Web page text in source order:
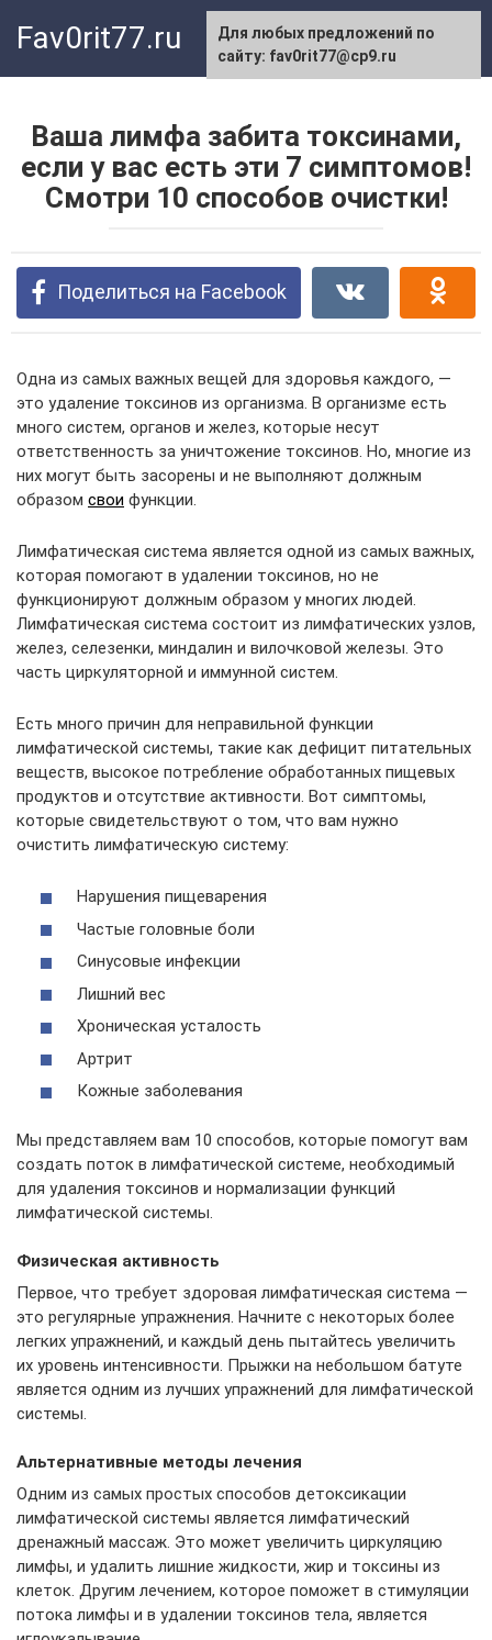
Fav0rit77.ru
Ваша лимфа забита токсинами,
если у вас есть эти 7 симптомов!
Смотри 10 способов очистки!
Поделиться на Facebook
Одна из самых важных вещей для здоровья каждого, —
это удаление токсинов из организма. В организме есть
много систем, органов и желез, которые несут
ответственность за уничтожение токсинов. Но, многие из
них могут быть засорены и не выполняют должным
образом свои функции.
Лимфатическая система является одной из самых важных,
которая помогают в удалении токсинов, но не
функционируют должным образом у многих людей.
Лимфатическая система состоит из лимфатических узлов,
желез, селезенки, миндалин и вилочковой железы. Это
часть циркуляторной и иммунной систем.
Есть много причин для неправильной функции
лимфатической системы, такие как дефицит питательных
веществ, высокое потребление обработанных пищевых
продуктов и отсутствие активности. Вот симптомы,
которые свидетельствуют о том, что вам нужно
очистить лимфатическую систему:
Нарушения пищеварения
Частые головные боли
Синусовые инфекции
Лишний вес
Хроническая усталость
Артрит
Кожные заболевания
Мы представляем вам 10 способов, которые помогут вам
создать поток в лимфатической системе, необходимый
для удаления токсинов и нормализации функций
лимфатической системы.
Физическая активность
Первое, что требует здоровая лимфатическая система —
это регулярные упражнения. Начните с некоторых более
легких упражнений, и каждый день пытайтесь увеличить
их уровень интенсивности. Прыжки на небольшом батуте
является одним из лучших упражнений для лимфатической
системы.
Альтернативные методы лечения
Одним из самых простых способов детоксикации
лимфатической системы является лимфатический
дренажный массаж. Это может увеличить циркуляцию
лимфы, и удалить лишние жидкости, жир и токсины из
клеток. Другим лечением, которое поможет в стимуляции
потока лимфы и в удалении токсинов тела, является
Для любых предложений по
сайту: fav0rit77@cp9.ru